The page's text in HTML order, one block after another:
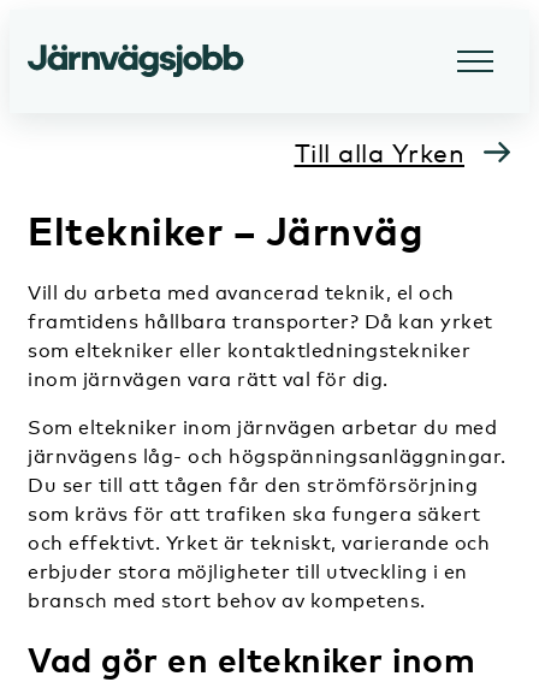
Till alla Yrken
Eltekniker – Järnväg
Vill du arbeta med avancerad teknik, el och
framtidens hållbara transporter? Då kan yrket
som eltekniker eller kontaktledningstekniker
inom järnvägen vara rätt val för dig.
Som eltekniker inom järnvägen arbetar du med
järnvägens låg- och högspänningsanläggningar.
Du ser till att tågen får den strömförsörjning
som krävs för att trafiken ska fungera säkert
och effektivt. Yrket är tekniskt, varierande och
erbjuder stora möjligheter till utveckling i en
bransch med stort behov av kompetens.
Vad gör en eltekniker inom